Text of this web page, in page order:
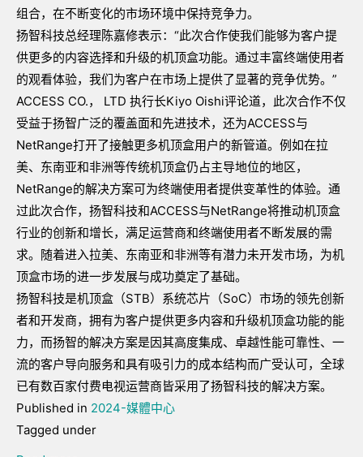
组合，在不断变化的市场环境中保持竞争力。
扬智科技总经理陈嘉修表示：“此次合作使我们能够为客户提
供更多的内容选择和升级的机顶盒功能。通过丰富终端使用者
的观看体验，我们为客户在市场上提供了显著的竞争优势。”
ACCESS CO.， LTD 执行长Kiyo Oishi评论道，此次合作不仅
受益于扬智广泛的覆盖面和先进技术，还为ACCESS与
NetRange打开了接触更多机顶盒用户的新管道。例如在拉
美、东南亚和非洲等传统机顶盒仍占主导地位的地区，
NetRange的解决方案可为终端使用者提供变革性的体验。通
过此次合作，扬智科技和ACCESS与NetRange将推动机顶盒
行业的创新和增长，满足运营商和终端使用者不断发展的需
求。随着进入拉美、东南亚和非洲等有潜力未开发市场，为机
顶盒市场的进一步发展与成功奠定了基础。
扬智科技是机顶盒（STB）系统芯片（SoC）市场的领先创新
者和开发商，拥有为客户提供更多内容和升级机顶盒功能的能
力，而扬智的解决方案是因其高度集成、卓越性能可靠性、一
流的客户导向服务和具有吸引力的成本结构而广受认可，全球
已有数百家付费电视运营商皆采用了扬智科技的解决方案。
Published in 2024-媒體中心
Tagged under